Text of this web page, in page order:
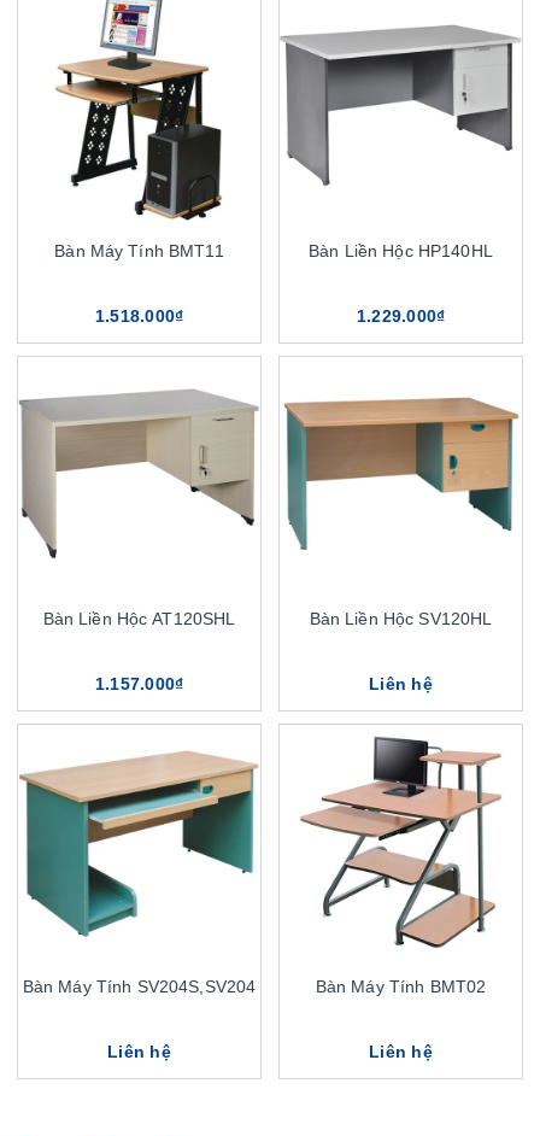
Bàn Máy Tính BMT11
1.518.000₫
Bàn Liền Hộc HP140HL
1.229.000₫
Bàn Liền Hộc AT120SHL
1.157.000₫
Bàn Liền Hộc SV120HL
Liên hệ
Bàn Máy Tính SV204S,SV204
Liên hệ
Bàn Máy Tính BMT02
Liên hệ